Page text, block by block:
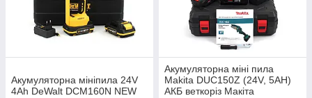
Акумуляторна мініпила 24V
4Ah DeWalt DCM160N NEW
Акумуляторна міні пила
Makita DUC150Z (24V, 5AH)
АКБ веткоріз Макіта